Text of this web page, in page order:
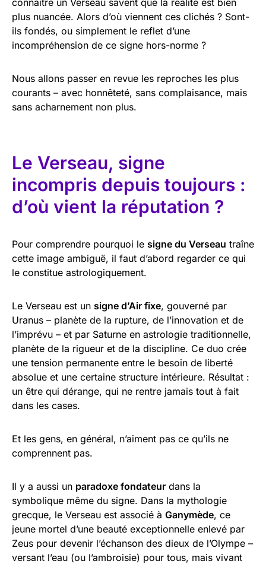
plus nuancée. Alors d’où viennent ces clichés ? Sont-
ils fondés, ou simplement le reflet d’une
incompréhension de ce signe hors-norme ?
Nous allons passer en revue les reproches les plus
courants – avec honnêteté, sans complaisance, mais
sans acharnement non plus.
Le Verseau, signe
incompris depuis toujours :
d’où vient la réputation ?
Pour comprendre pourquoi le signe du Verseau traîne
cette image ambiguë, il faut d’abord regarder ce qui
le constitue astrologiquement.
Le Verseau est un signe d’Air fixe, gouverné par
Uranus – planète de la rupture, de l’innovation et de
l’imprévu – et par Saturne en astrologie traditionnelle,
planète de la rigueur et de la discipline. Ce duo crée
une tension permanente entre le besoin de liberté
absolue et une certaine structure intérieure. Résultat :
un être qui dérange, qui ne rentre jamais tout à fait
dans les cases.
Et les gens, en général, n’aiment pas ce qu’ils ne
comprennent pas.
Il y a aussi un paradoxe fondateur dans la
symbolique même du signe. Dans la mythologie
grecque, le Verseau est associé à Ganymède, ce
jeune mortel d’une beauté exceptionnelle enlevé par
Zeus pour devenir l’échanson des dieux de l’Olympe –
versant l’eau (ou l’ambroisie) pour tous, mais vivant